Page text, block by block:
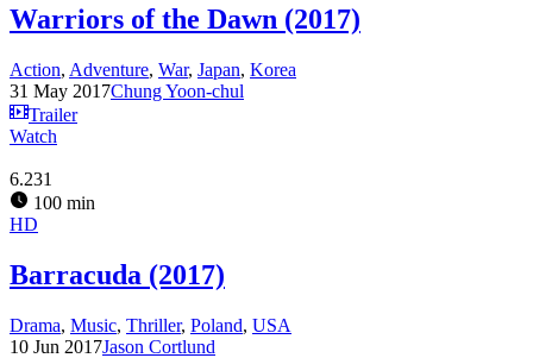
Warriors of the Dawn (2017)
Action, Adventure, War, Japan, Korea
31 May 2017Chung Yoon-chul
Trailer
Watch
6.231
100 min
HD
Barracuda (2017)
Drama, Music, Thriller, Poland, USA
10 Jun 2017Jason Cortlund